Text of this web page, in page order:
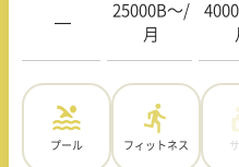
—
25000B〜/
月
プール フィットネス